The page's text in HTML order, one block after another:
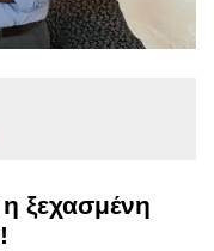
ξεχασμένη